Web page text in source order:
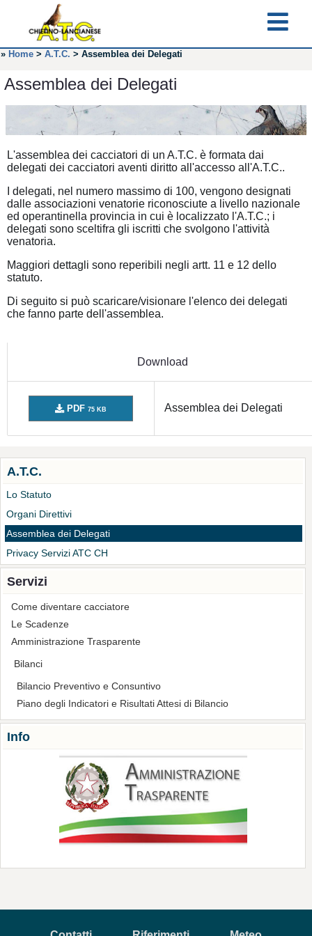
» Home > A.T.C. > Assemblea dei Delegati
Assemblea dei Delegati
L'assemblea dei cacciatori di un A.T.C. è formata dai
delegati dei cacciatori aventi diritto all'accesso all'A.T.C..
I delegati, nel numero massimo di 100, vengono designati
dalle associazioni venatorie riconosciute a livello nazionale
ed operantinella provincia in cui è localizzato l'A.T.C.; i
delegati sono sceltifra gli iscritti che svolgono l'attività
venatoria.
Maggiori dettagli sono reperibili negli artt. 11 e 12 dello
statuto.
Di seguito si può scaricare/visionare l'elenco dei delegati
che fanno parte dell'assemblea.
Download
PDF 75 KB Assemblea dei Delegati
A.T.C.
Lo Statuto
Organi Direttivi
Assemblea dei Delegati
Privacy Servizi ATC CH
Servizi
Come diventare cacciatore
Le Scadenze
Amministrazione Trasparente
Bilanci
Bilancio Preventivo e Consuntivo
Piano degli Indicatori e Risultati Attesi di Bilancio
Info